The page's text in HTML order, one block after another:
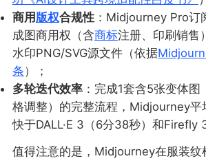
商用 版权合规性：Midjourney Pro订
成图商用权（含商标注册、印刷销售
水印PNG/SVG源文件（依据
条）；
多轮迭代效率：完成1套含5张变体图
格调整）的完整流程，Midjourney平
快于DALL·E 3（6分38秒）和Firefly
值得注意的是，Midjourney在服装纹